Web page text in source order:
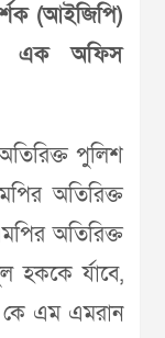
(আইজিপি)
এক অফিস
পুলিশ
অতিরিক্ত
অতিরিক্ত
র্যাবে,
কে এম এমরান